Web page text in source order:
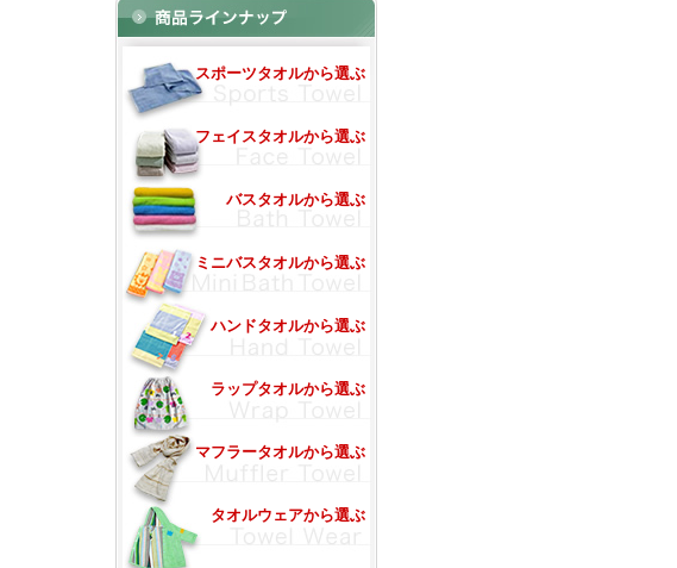
スポーツタオルから選ぶ
フェイスタオルから選ぶ
バスタオルから選ぶ
ミニバスタオルから選ぶ
ハンドタオルから選ぶ
ラップタオルから選ぶ
マフラータオルから選ぶ
タオルウェアから選ぶ